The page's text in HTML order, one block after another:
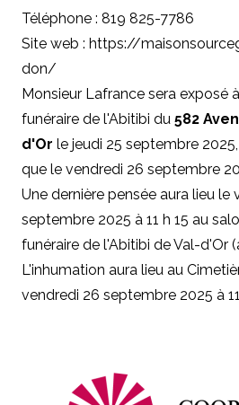
Téléphone : 819 825-7786
Site web : https://
don/
Monsieur Lafrance sera exposé
funéraire de l'Abitibi du 582
d'Or le jeudi 25 septembre 2025,
que le vendredi 26 septembre
Une dernière pensée aura lieu le
septembre 2025 à 11 h 15 au
funéraire de l'Abitibi de Val-d'Or
L'inhumation aura lieu au
vendredi 26 septembre 2025 à